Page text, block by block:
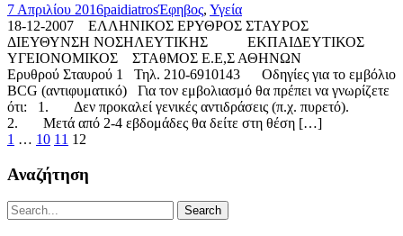
7 Απριλίου 2016paidiatrosΈφηβος, Υγεία
18-12-2007 ΕΛΛΗΝΙΚΟΣ ΕΡΥΘΡΟΣ ΣΤΑΥΡΟΣ
ΔΙΕΥΘΥΝΣΗ ΝΟΣΗΛΕΥΤΙΚΗΣ ΕΚΠΑΙΔΕΥΤΙΚΟΣ
ΥΓΕΙΟΝΟΜΙΚΟΣ ΣΤΑθΜΟΣ Ε.Ε,Σ ΑΘΗΝΩΝ
Ερυθρού Σταυρού 1 Τηλ. 210-6910143 Οδηγίες για το εμβόλιο
BCG (αντιφυματικό) Για τον εμβολιασμό θα πρέπει να γνωρίζετε
ότι: 1. Δεν προκαλεί γενικές αντιδράσεις (π.χ. πυρετό).
2. Μετά από 2-4 εβδομάδες θα δείτε στη θέση […]
1 … 10 11 12
Αναζήτηση